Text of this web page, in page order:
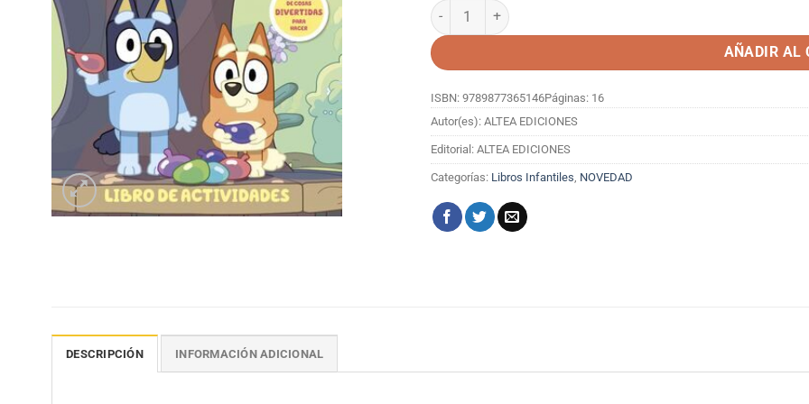
BLUEY COSAS Y COSITAS cantidad
AÑADIR AL
ISBN: 9789877365146Páginas: 16
Autor(es): ALTEA EDICIONES
Editorial: ALTEA EDICIONES
Categorías: Libros Infantiles NOVEDAD
DESCRIPCIÓN INFORMACIÓN ADICIONAL